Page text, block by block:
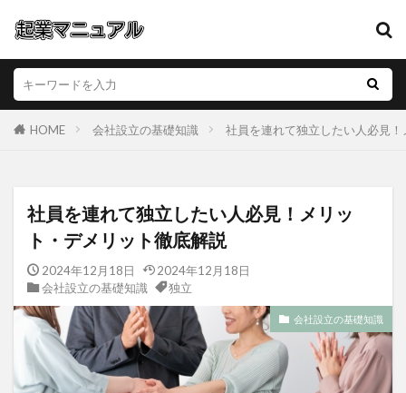
HOME 会社設立の基礎知識 社員を連れて独立したい人必見
社員を連れて独立したい人必見！メリッ
ト・デメリット徹底解説
2024年12月18日
2024年12月18日
会社設立の基礎知識
独立
会社設立の基礎知識